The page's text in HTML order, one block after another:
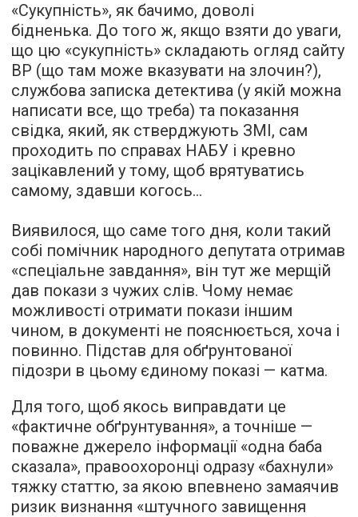
«Сукупність», як бачимо, доволі
бідненька. До того ж, якщо взяти до уваги,
що цю «сукупність» складають огляд сайту
ВР (що там може вказувати на злочин?),
службова записка детектива (у якій можна
написати все, що треба) та показання
свідка, який, як стверджують ЗМІ, сам
проходить по справах НАБУ і кревно
зацікавлений у тому, щоб врятуватись
самому, здавши когось…
Виявилося, що саме того дня, коли такий
собі помічник народного депутата отримав
«спеціальне завдання», він тут же мерщій
дав покази з чужих слів. Чому немає
можливості отримати покази іншим
чином, в документі не пояснюється, хоча і
повинно. Підстав для обґрунтованої
підозри в цьому єдиному показі — катма.
Для того, щоб якось виправдати це
«фактичне обґрунтування», а точніше —
поважне джерело інформації «одна баба
сказала», правоохоронці одразу «бахнули»
тяжку статтю, за якою впевнено замаячив
ризик визнання «штучного завищення